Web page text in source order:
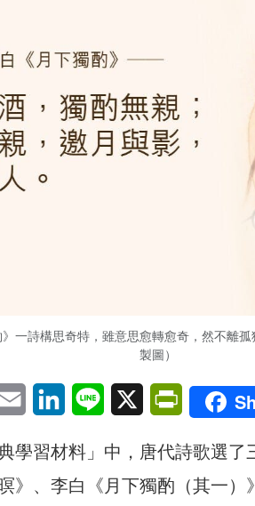
一詩構思奇特，雖意思愈轉愈奇，然不離
製圖）
Email LinkedInLine X
學習材料」中，唐代詩歌選了
》、李白《月下獨酌（其一）